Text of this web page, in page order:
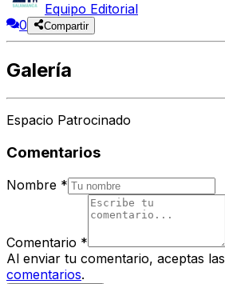
Equipo Editorial
0
Compartir
Galería
Espacio Patrocinado
Comentarios
Nombre *
Comentario *
Al enviar tu comentario, aceptas las
comentarios.